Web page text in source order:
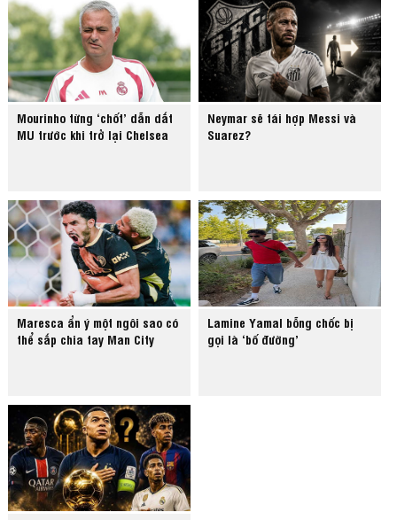
Mourinho từng ‘chốt’ dẫn dắt
MU trước khi trở lại Chelsea
Neymar sẽ tái hợp Messi và
Suarez?
Maresca ẩn ý một ngôi sao có
thể sắp chia tay Man City
Lamine Yamal bỗng chốc bị
gọi là ‘bố đường’